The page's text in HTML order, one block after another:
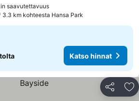
saavutettavuus
3.3 km kohteesta Hansa Park
Katso hinnat
Jaa